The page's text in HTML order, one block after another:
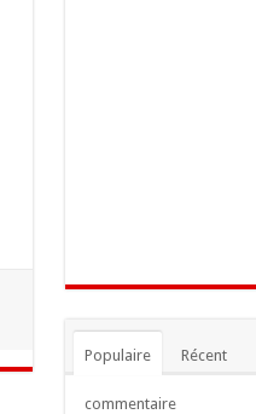
Populaire Récent
commentaire